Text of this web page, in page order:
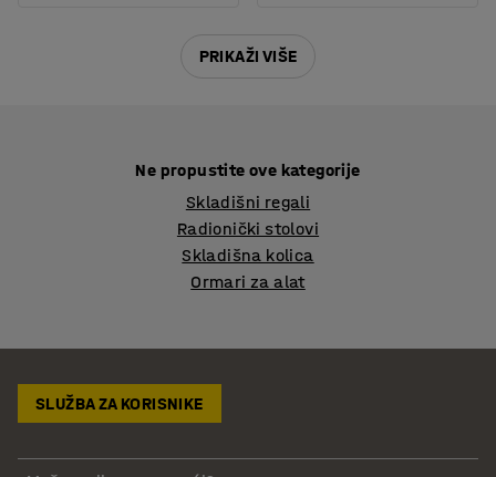
PRIKAŽI VIŠE
Ne propustite ove kategorije
Skladišni regali
Radionički stolovi
Skladišna kolica
Ormari za alat
SLUŽBA ZA KORISNIKE